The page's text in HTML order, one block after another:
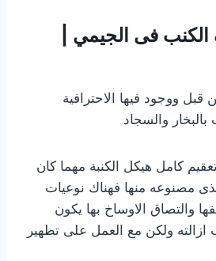
فى الجيمي |
قبل ووجود فيها الاحترافية
بالبخار والسجاد
كامل هيكل الكنبة مهما كان
مصنوعه منها فهناك نوعيات
والتصاق الاوساخ بها يكون
ولكن مع العمل على تطهير